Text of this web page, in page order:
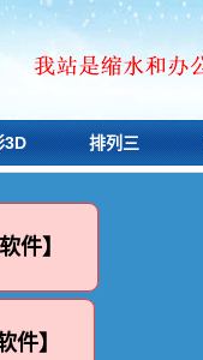
3D 排列三
件】
件】